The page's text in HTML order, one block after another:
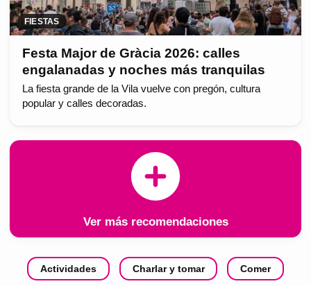
FIESTAS
Festa Major de Gràcia 2026: calles
engalanadas y noches más tranquilas
La fiesta grande de la Vila vuelve con pregón, cultura
popular y calles decoradas.
Ver más recomendaciones
Actividades Charlar y tomar Comer